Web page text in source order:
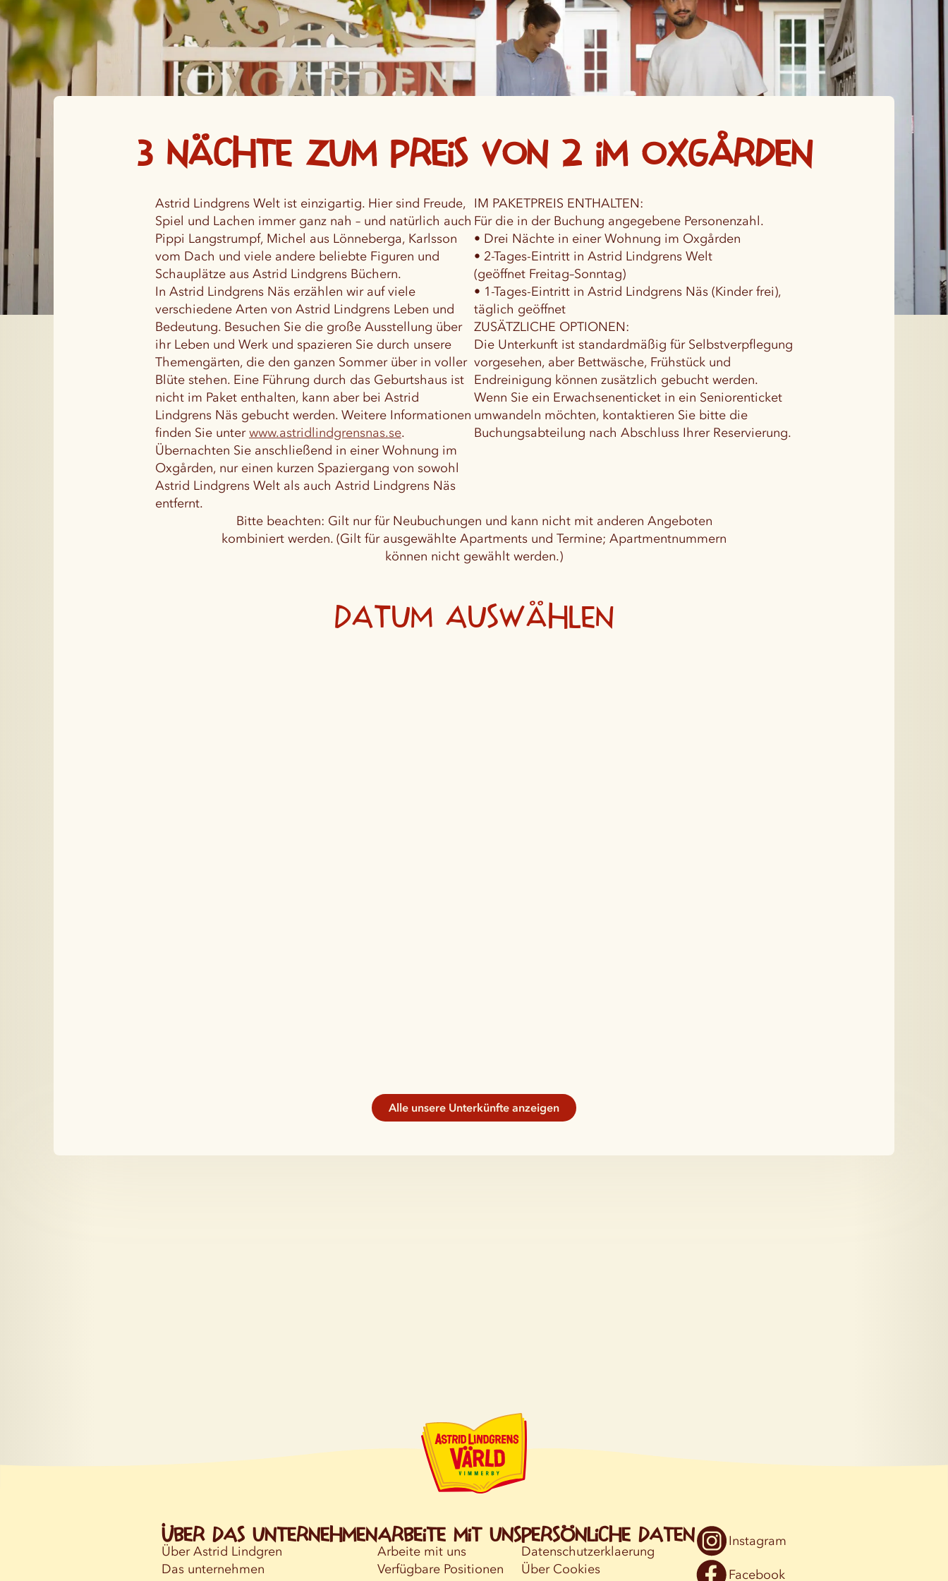
3 Nächte zum Preis von 2 im Oxgården
Astrid Lindgrens Welt ist einzigartig. Hier sind Freude,
Spiel und Lachen immer ganz nah – und natürlich auch
Pippi Langstrumpf, Michel aus Lönneberga, Karlsson
vom Dach und viele andere beliebte Figuren und
Schauplätze aus Astrid Lindgrens Büchern.
In Astrid Lindgrens Näs erzählen wir auf viele
verschiedene Arten von Astrid Lindgrens Leben und
Bedeutung. Besuchen Sie die große Ausstellung über
ihr Leben und Werk und spazieren Sie durch unsere
Themengärten, die den ganzen Sommer über in voller
Blüte stehen. Eine Führung durch das Geburtshaus ist
nicht im Paket enthalten, kann aber bei Astrid
Lindgrens Näs gebucht werden. Weitere Informationen
finden Sie unterwww.astridlindgrensnas.se.
Übernachten Sie anschließend in einer Wohnung im
Oxgården, nur einen kurzen Spaziergang von sowohl
Astrid Lindgrens Welt als auch Astrid Lindgrens Näs
entfernt.
IM PAKETPREIS ENTHALTEN:
Für die in der Buchung angegebene Personenzahl.
• Drei Nächte in einer Wohnung im Oxgården
• 2-Tages-Eintritt in Astrid Lindgrens Welt
(geöffnet Freitag–Sonntag)
• 1-Tages-Eintritt in Astrid Lindgrens Näs (Kinder frei),
täglich geöffnet
ZUSÄTZLICHE OPTIONEN:
Die Unterkunft ist standardmäßig für Selbstverpflegung
vorgesehen, aber Bettwäsche, Frühstück und
Endreinigung können zusätzlich gebucht werden.
Wenn Sie ein Erwachsenenticket in ein Seniorenticket
umwandeln möchten, kontaktieren Sie bitte die
Buchungsabteilung nach Abschluss Ihrer Reservierung.
Bitte beachten: Gilt nur für Neubuchungen und kann nicht mit anderen Angeboten
kombiniert werden. (Gilt für ausgewählte Apartments und Termine; Apartmentnummern
können nicht gewählt werden.)
Datum auswählen
Alle unsere Unterkünfte anzeigen
Über das Unternehmen
Über Astrid Lindgren
Das unternehmen
Arbeite mit uns
Arbeite mit uns
Verfügbare Positionen
Persönliche Daten
Datenschutzerklaerung
Über Cookies
Instagram
Facebook